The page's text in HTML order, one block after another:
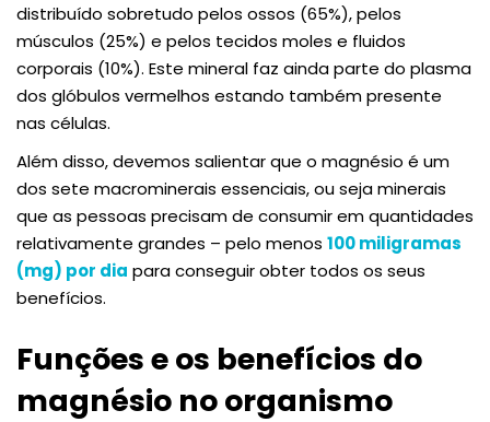
distribuído sobretudo pelos ossos (65%), pelos
músculos (25%) e pelos tecidos moles e fluidos
corporais (10%). Este mineral faz ainda parte do plasma
dos glóbulos vermelhos estando também presente
nas células.
Além disso, devemos salientar que o magnésio é um
dos sete macrominerais essenciais, ou seja minerais
que as pessoas precisam de consumir em quantidades
relativamente grandes – pelo menos 100 miligramas
(mg) por dia para conseguir obter todos os seus
benefícios.
Funções e os benefícios do
magnésio no organismo